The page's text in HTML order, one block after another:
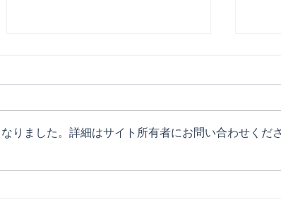
マッ
りました。詳細はサイト所有者にお問い合わせくださ